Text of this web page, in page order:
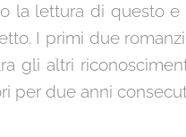
la lettura di questo
I primi due romanzi
gli altri
per due anni